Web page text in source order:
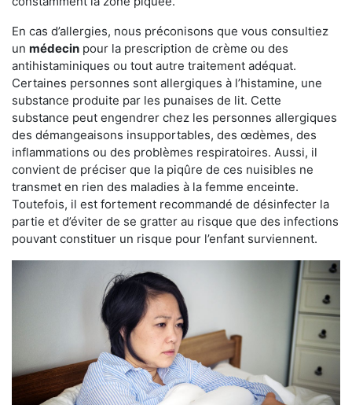
En cas d’allergies, nous préconisons que vous consultiez
un médecin pour la prescription de crème ou des
antihistaminiques ou tout autre traitement adéquat.
Certaines personnes sont allergiques à l’histamine, une
substance produite par les punaises de lit. Cette
substance peut engendrer chez les personnes allergiques
des démangeaisons insupportables, des œdèmes, des
inflammations ou des problèmes respiratoires. Aussi, il
convient de préciser que la piqûre de ces nuisibles ne
transmet en rien des maladies à la femme enceinte.
Toutefois, il est fortement recommandé de désinfecter la
partie et d’éviter de se gratter au risque que des infections
pouvant constituer un risque pour l’enfant surviennent.